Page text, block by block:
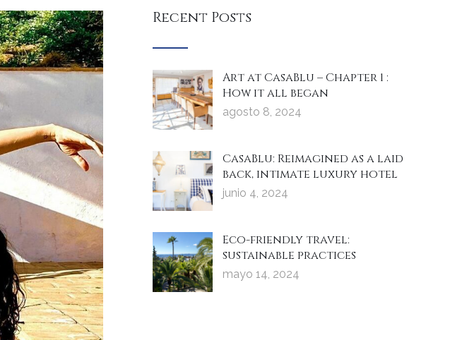
Recent Posts
Art at CasaBlu – Chapter 1 :
How it all began
agosto 8, 2024
CasaBlu: Reimagined as a laid
back, intimate luxury hotel
junio 4, 2024
Eco-friendly travel:
sustainable practices
mayo 14, 2024